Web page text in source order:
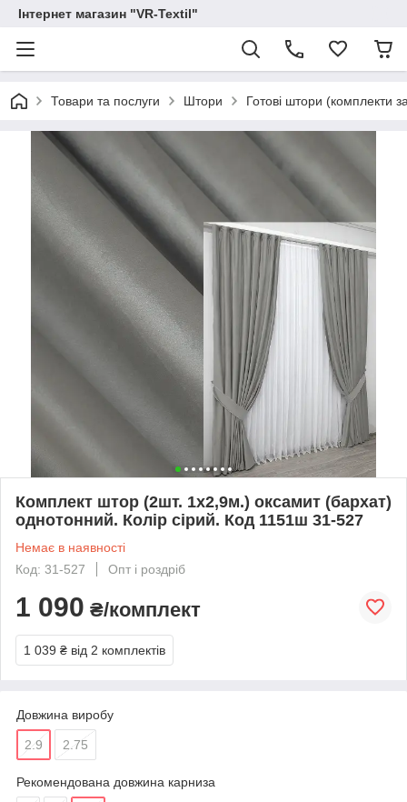
Інтернет магазин "VR-Textil"
Товари та послуги Штори Готові штори (комплекти
Комплект штор (2шт. 1х2,9м.) оксамит (бархат)
однотонний. Колір сірий. Код 1151ш 31-527
Немає в наявності
Код: 31-527
Опт і роздріб
1 090 ₴/комплект
1 039 ₴ від 2 комплектів
Довжина виробу
2.9 2.75
Рекомендована довжина карниза